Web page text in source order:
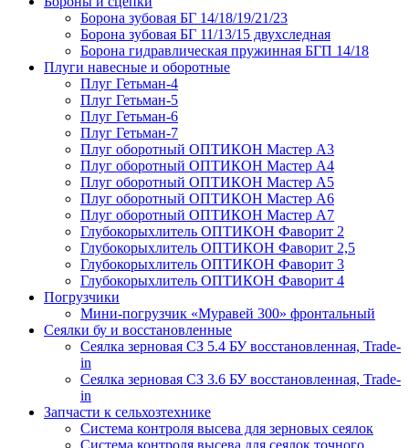
Борона зубовая БГ 14/18/19/21/23
Борона зубовая БГ 11/13/15 двухследная
Борона гидравлическая пружинная БГП 14/18
Плуги навесные и оборотные
Плуг Гетьман-4
Плуг Гетьман-5
Плуг Гетьман-6
Плуг Гетьман-7
Плуг оборотный ОПТИКОН Мастер А3
Плуг оборотный ОПТИКОН Мастер А4
Плуг оборотный ОПТИКОН Мастер А5
Плуг оборотный ОПТИКОН Мастер А6
Плуг оборотный ОПТИКОН Мастер А7
Глубокорыхлитель ОПТИКОН Фаворит 2
Глубокорыхлитель ОПТИКОН Фаворит 2,5
Глубокорыхлитель ОПТИКОН Фаворит 3
Глубокорыхлитель ОПТИКОН Фаворит 4
Погрузчики
Мини-погрузчик «Муравей 300» фронтальный
Сеялки бу и восстановленные
Сеялка зерновая СЗ 5.4 БУ восстановленная, Trade-
in
Сеялка зерновая СЗ 3.6 БУ восстановленная, Trade-
in
Запчасти к сельхозтехнике
Система контроля высева для зерновых сеялок
Система контроля высева для сеялок точного